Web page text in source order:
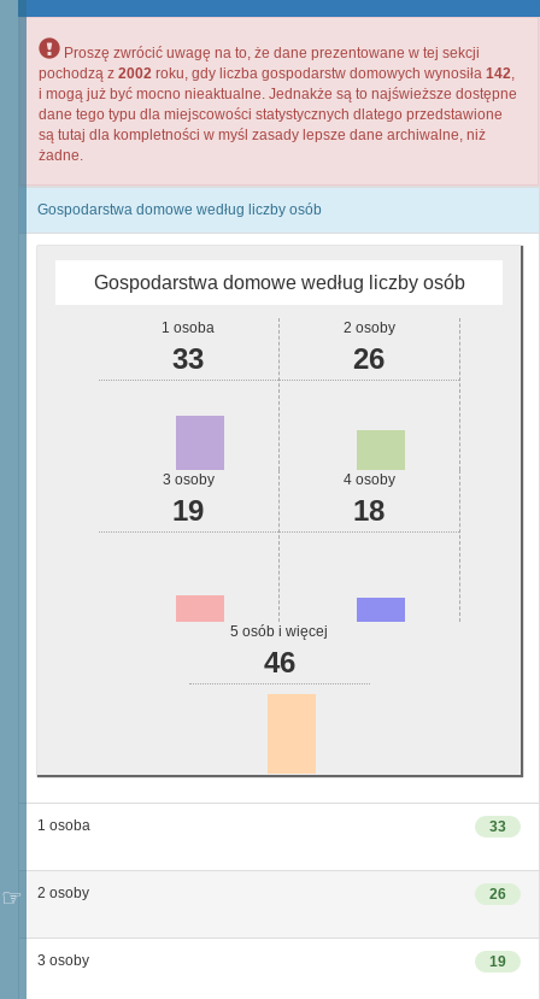
Proszę zwrócić uwagę na to, że dane prezentowane w tej sekcji
pochodzą z 2002 roku, gdy liczba gospodarstw domowych wynosiła 142,
i mogą już być mocno nieaktualne. Jednakże są to najświeższe dostępne
dane tego typu dla miejscowości statystycznych dlatego przedstawione
są tutaj dla kompletności w myśl zasady lepsze dane archiwalne, niż
żadne.
Gospodarstwa domowe według liczby osób
Gospodarstwa domowe według liczby osób
1 osoba
33
2 osoby
26
3 osoby
19
4 osoby
18
5 osób i więcej
46
33
1 osoba
26
2 osoby
19
3 osoby